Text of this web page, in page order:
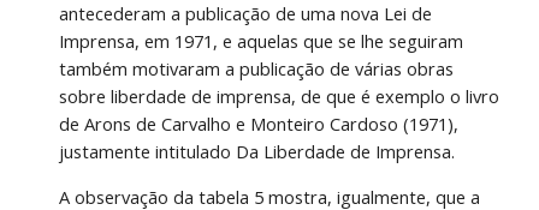
antecederam a publicação de uma nova Lei de
Imprensa, em 1971, e aquelas que se lhe seguiram
também motivaram a publicação de várias obras
sobre liberdade de imprensa, de que é exemplo o livro
de Arons de Carvalho e Monteiro Cardoso (1971),
justamente intitulado Da Liberdade de Imprensa.
A observação da tabela 5 mostra, igualmente, que a